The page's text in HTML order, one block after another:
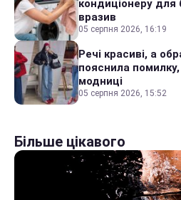
кондиціонеру для
вразив
05 серпня 2026, 16:19
Речі красиві, а
пояснила
модниці
05 серпня 2026, 15:52
Більше цікавого